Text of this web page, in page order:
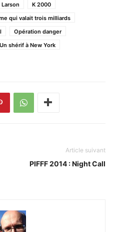
Larson
K 2000
qui valait trois milliards
Opération danger
Un shérif à New York
Article suivant
PIFFF 2014 : Night Call